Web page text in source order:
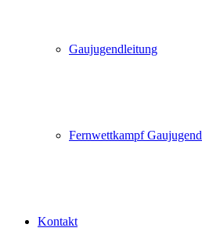
Gaujugendleitung
Fernwettkampf Gaujugend
Kontakt